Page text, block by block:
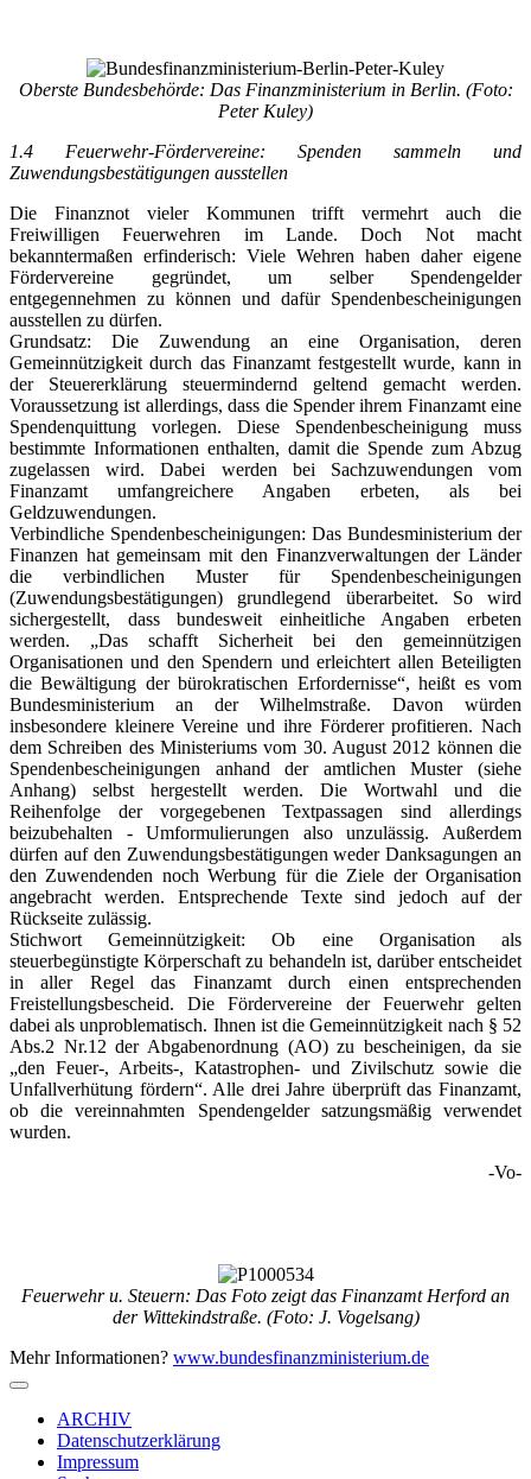
Oberste Bundesbehörde: Das Finanzministerium in Berlin. (Foto:
Peter Kuley)
1.4 Feuerwehr-Fördervereine: Spenden sammeln und
Zuwendungsbestätigungen ausstellen
Die Finanznot vieler Kommunen trifft vermehrt auch die
Freiwilligen Feuerwehren im Lande. Doch Not macht
bekanntermaßen erfinderisch: Viele Wehren haben daher eigene
Fördervereine gegründet, um selber Spendengelder
entgegennehmen zu können und dafür Spendenbescheinigungen
ausstellen zu dürfen.
Grundsatz: Die Zuwendung an eine Organisation, deren
Gemeinnützigkeit durch das Finanzamt festgestellt wurde, kann in
der Steuererklärung steuermindernd geltend gemacht werden.
Voraussetzung ist allerdings, dass die Spender ihrem Finanzamt eine
Spendenquittung vorlegen. Diese Spendenbescheinigung muss
bestimmte Informationen enthalten, damit die Spende zum Abzug
zugelassen wird. Dabei werden bei Sachzuwendungen vom
Finanzamt umfangreichere Angaben erbeten, als bei
Geldzuwendungen.
Verbindliche Spendenbescheinigungen: Das Bundesministerium der
Finanzen hat gemeinsam mit den Finanzverwaltungen der Länder
die verbindlichen Muster für Spendenbescheinigungen
(Zuwendungsbestätigungen) grundlegend überarbeitet. So wird
sichergestellt, dass bundesweit einheitliche Angaben erbeten
werden. „Das schafft Sicherheit bei den gemeinnützigen
Organisationen und den Spendern und erleichtert allen Beteiligten
die Bewältigung der bürokratischen Erfordernisse“, heißt es vom
Bundesministerium an der Wilhelmstraße. Davon würden
insbesondere kleinere Vereine und ihre Förderer profitieren. Nach
dem Schreiben des Ministeriums vom 30. August 2012 können die
Spendenbescheinigungen anhand der amtlichen Muster (siehe
Anhang) selbst hergestellt werden. Die Wortwahl und die
Reihenfolge der vorgegebenen Textpassagen sind allerdings
beizubehalten - Umformulierungen also unzulässig. Außerdem
dürfen auf den Zuwendungsbestätigungen weder Danksagungen an
den Zuwendenden noch Werbung für die Ziele der Organisation
angebracht werden. Entsprechende Texte sind jedoch auf der
Rückseite zulässig.
Stichwort Gemeinnützigkeit: Ob eine Organisation als
steuerbegünstigte Körperschaft zu behandeln ist, darüber entscheidet
in aller Regel das Finanzamt durch einen entsprechenden
Freistellungsbescheid. Die Fördervereine der Feuerwehr gelten
dabei als unproblematisch. Ihnen ist die Gemeinnützigkeit nach § 52
Abs.2 Nr.12 der Abgabenordnung (AO) zu bescheinigen, da sie
„den Feuer-, Arbeits-, Katastrophen- und Zivilschutz sowie die
Unfallverhütung fördern“. Alle drei Jahre überprüft das Finanzamt,
ob die vereinnahmten Spendengelder satzungsmäßig verwendet
wurden.
-Vo-
Feuerwehr u. Steuern: Das Foto zeigt das Finanzamt Herford an
der Wittekindstraße. (Foto: J. Vogelsang)
Mehr Informationen? www.bundesfinanzministerium.de
ARCHIV
Datenschutzerklärung
Impressum